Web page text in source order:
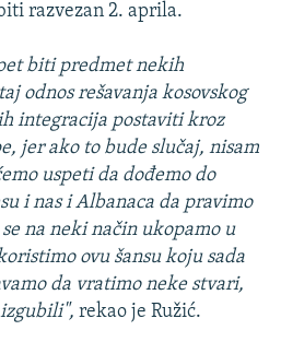
razvezan 2. aprila.
biti predmet nekih
odnos rešavanja kosovskog
integracija postaviti kroz
jer ako to bude slučaj, nisam
uspeti da dođemo do
i nas i Albanaca da pravimo
na neki način ukopamo u
ovu šansu koju sada
da vratimo neke stvari,
rekao je Ružić.